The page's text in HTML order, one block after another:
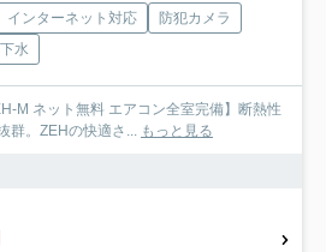
インターネット対応
防犯カメラ
水
M ネット無料 エアコン全室完備】断熱性
群。ZEHの快適さ... もっと見る